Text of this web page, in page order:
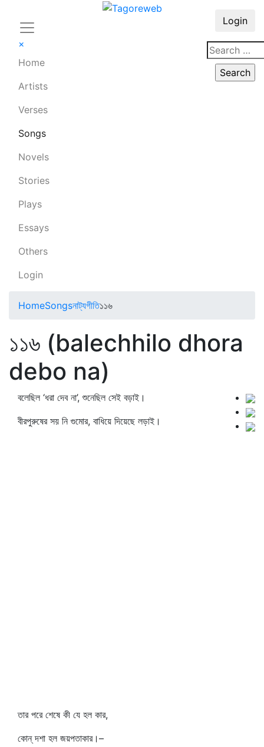
×
Home
Artists
Verses
Songs
Novels
Stories
Plays
Essays
Others
Login
Login
HomeSongsনাট্যগীতি১১৬
১১৬ (balechhilo dhora
debo na)
বলেছিল ‘ধরা দেব না’, শুনেছিল সেই বড়াই।
বীরপুরুষের সয় নি গুমোর, বাধিয়ে দিয়েছে লড়াই।
তার পরে শেষে কী যে হল কার,
কোন্‌ দশা হল জয়পতাকার।–